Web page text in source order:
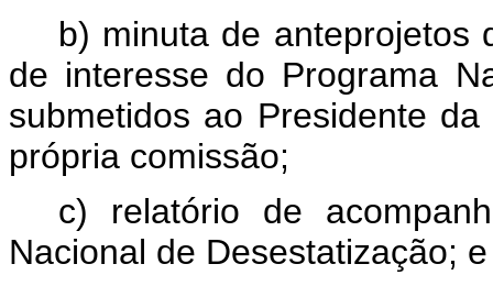
b) minuta de anteprojetos
de interesse do Programa
submetidos ao Presidente
própria comissão;
c) relatório de
Nacional de Desestatização; e